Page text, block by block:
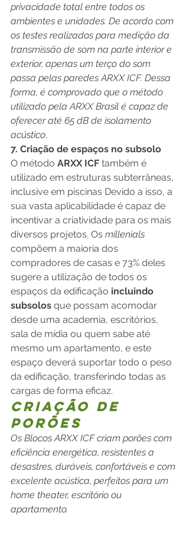
privacidade total entre todos os
ambientes e unidades. De acordo com
os testes realizados para medição da
transmissão de som na parte interior e
exterior, apenas um terço do som
passa pelas paredes ARXX ICF. Dessa
forma, é comprovado que o método
utilizado pela ARXX Brasil é capaz de
oferecer até 65 dB de isolamento
acústico.
7. Criação de espaços no subsolo
O método ARXX ICF também é
utilizado em estruturas subterrâneas,
inclusive em piscinas Devido a isso, a
sua vasta aplicabilidade é capaz de
incentivar a criatividade para os mais
diversos projetos. Os millenials
compõem a maioria dos
compradores de casas e 73% deles
sugere a utilização de todos os
espaços da edificação incluindo
subsolos que possam acomodar
desde uma academia, escritórios,
sala de mídia ou quem sabe até
mesmo um apartamento, e este
espaço deverá suportar todo o peso
da edificação, transferindo todas as
cargas de forma eficaz.
Criação de
Porões
Os Blocos ARXX ICF criam porões com
eficiência energética, resistentes a
desastres, duráveis, confortáveis ​​e ​​com
excelente acústica, perfeitos para um
home theater, escritório ou
apartamento.